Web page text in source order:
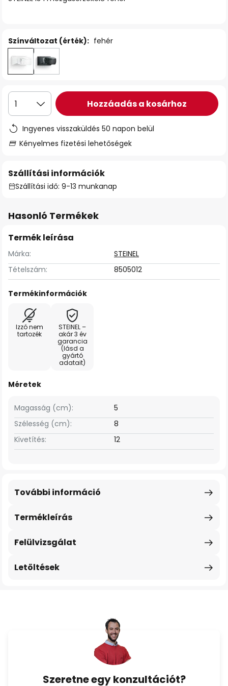
Színváltozat (érték): fehér
1 Hozzáadás a kosárhoz
Ingyenes visszaküldés 50 napon belül
Kényelmes fizetési lehetőségek
Szállítási információk
Szállítási idő: 9-13 munkanap
Hasonló Termékek
Termék leírása
Márka:
STEINEL
Tételszám:
8505012
Termékinformációk
Izzó nem
tartozék
STEINEL –
akár 3 év
garancia
(lásd a
gyártó
adatait)
Méretek
Szélesség (cm): 8
Magasság (cm): 5
Kivetítés: 12
Termékleírás
További információ
Felülvizsgálat
Letöltések
Szeretne egy konzultációt?